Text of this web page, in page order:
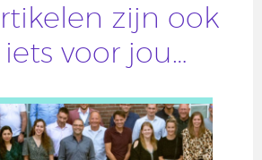
zijn ook
voor jou…